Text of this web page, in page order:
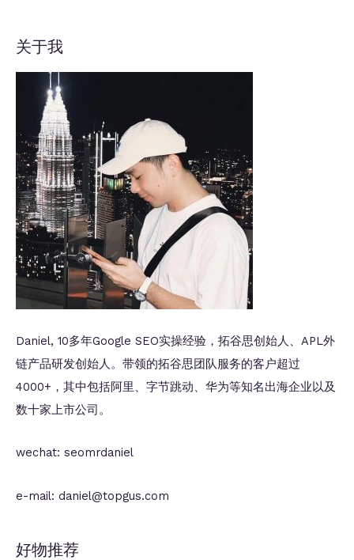
关于我
Daniel, 10多年Google SEO实操经验，拓谷思创始人、APL外
链产品研发创始人。带领的拓谷思团队服务的客户超过
4000+，其中包括阿里、字节跳动、华为等知名出海企业以及
数十家上市公司。
wechat: seomrdaniel
e-mail: daniel@topgus.com
好物推荐